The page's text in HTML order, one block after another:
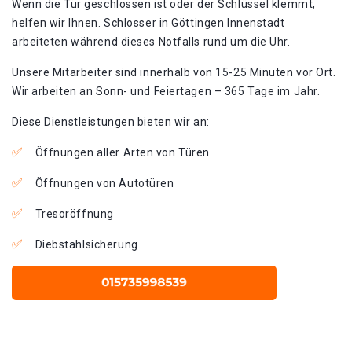
Wenn die Tür geschlossen ist oder der Schlüssel klemmt,
helfen wir Ihnen. Schlosser in Göttingen Innenstadt
arbeiteten während dieses Notfalls rund um die Uhr.
Unsere Mitarbeiter sind innerhalb von 15-25 Minuten vor Ort.
Wir arbeiten an Sonn- und Feiertagen – 365 Tage im Jahr.
Diese Dienstleistungen bieten wir an:
Öffnungen aller Arten von Türen
Öffnungen von Autotüren
Tresoröffnung
Diebstahlsicherung